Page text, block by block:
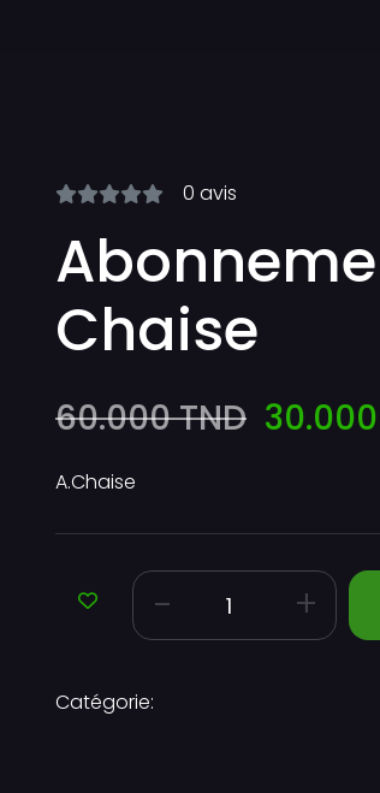
0 avis
Chaise
60.000 TND
A.Chaise
- +
Catégorie: